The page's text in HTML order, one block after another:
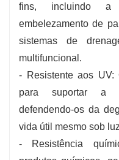
fins, incluindo a
embelezamento de
sistemas de
multifuncional.
- Resistente aos UV:
para suportar a
defendendo-os da
vida útil mesmo sob
- Resistência